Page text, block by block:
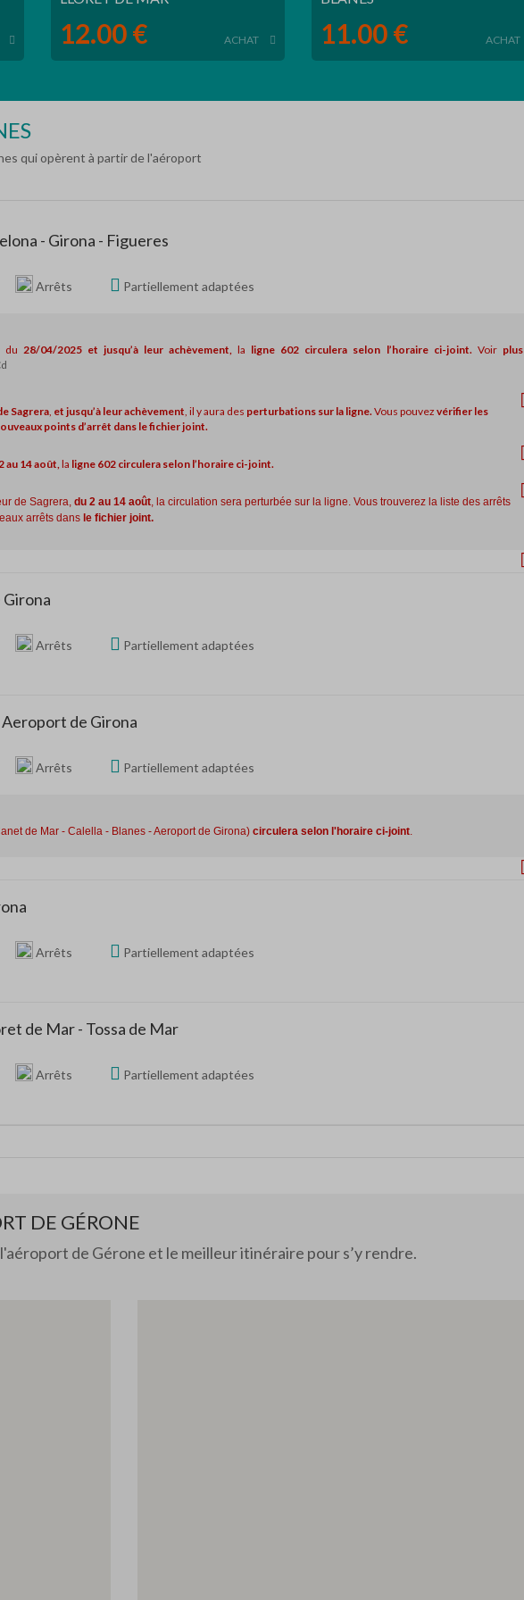
12.00 € ACHAT 11.00 € ACHAT
qui opèrent à partir de l'aéroport
- Girona - Figueres
Arrêts Partiellement adaptées
du28/04/2025 et jusqu’à leur achèvement, la ligne 602 circulera selon l’horaire ci-joint. Voir plus
Sagrera, et jusqu’à leur achèvement, il y aura des perturbations sur la ligne. Vous pouvez vérifier les
points d’arrêt dans le fichier joint.
au 14 août,la ligne 602 circulera selon l’horaire ci-joint.
de Sagrera, du 2 au 14 août, la circulation sera perturbée sur la ligne. Vous trouverez la liste des arrêts
arrêts dans le fichier joint.
Arrêts Partiellement adaptées
Aeroport de Girona
Arrêts Partiellement adaptées
de Mar - Calella - Blanes - Aeroport de Girona) circulera selon l'horaire ci-joint.
Arrêts Partiellement adaptées
de Mar - Tossa de Mar
Arrêts Partiellement adaptées
DE GÉRONE
de Gérone et le meilleur itinéraire pour s’y rendre.